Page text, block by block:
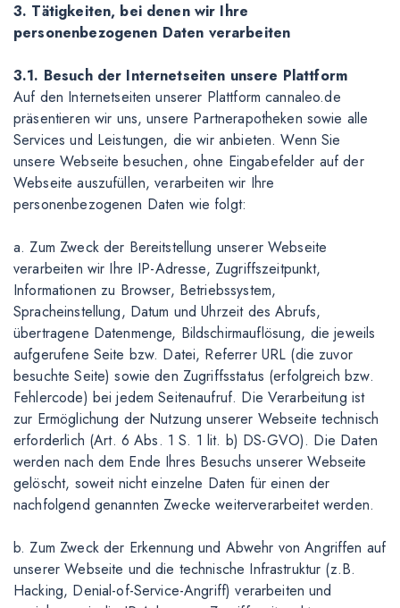
3. Tätigkeiten, bei denen wir Ihre
personenbezogenen Daten verarbeiten
3.1. Besuch der Internetseiten unsere Plattform
Auf den Internetseiten unserer Plattform cannaleo.de
präsentieren wir uns, unsere Partnerapotheken sowie alle
Services und Leistungen, die wir anbieten. Wenn Sie
unsere Webseite besuchen, ohne Eingabefelder auf der
Webseite auszufüllen, verarbeiten wir Ihre
personenbezogenen Daten wie folgt:
a. Zum Zweck der Bereitstellung unserer Webseite
verarbeiten wir Ihre IP-Adresse, Zugriffszeitpunkt,
Informationen zu Browser, Betriebssystem,
Spracheinstellung, Datum und Uhrzeit des Abrufs,
übertragene Datenmenge, Bildschirmauflösung, die jeweils
aufgerufene Seite bzw. Datei, Referrer URL (die zuvor
besuchte Seite) sowie den Zugriffsstatus (erfolgreich bzw.
Fehlercode) bei jedem Seitenaufruf. Die Verarbeitung ist
zur Ermöglichung der Nutzung unserer Webseite technisch
erforderlich (Art. 6 Abs. 1 S. 1 lit. b) DS-GVO). Die Daten
werden nach dem Ende Ihres Besuchs unserer Webseite
gelöscht, soweit nicht einzelne Daten für einen der
nachfolgend genannten Zwecke weiterverarbeitet werden.
b. Zum Zweck der Erkennung und Abwehr von Angriffen auf
unserer Webseite und die technische Infrastruktur (z.B.
Hacking, Denial-of-Service-Angriff) verarbeiten und